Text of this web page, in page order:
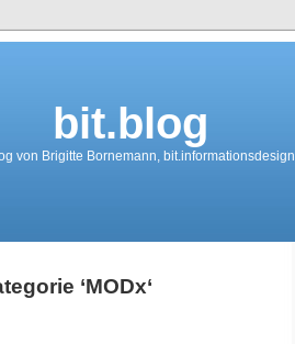
bit.blog
von Brigitte Bornemann, bit.informationsdesign
‘MODx‘